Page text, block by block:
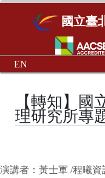
國立臺
EN
【轉知】國
理研究所專
演講者：黃士軍 /程曦